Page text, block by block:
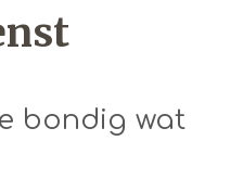
bondig wat